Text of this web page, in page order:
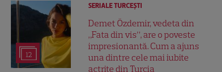
12
SERIALE TURCEŞTI
Demet Özdemir, vedeta din
„Fata din vis”, are o poveste
impresionantă. Cum a ajuns
una dintre cele mai iubite
actrițe din Turcia